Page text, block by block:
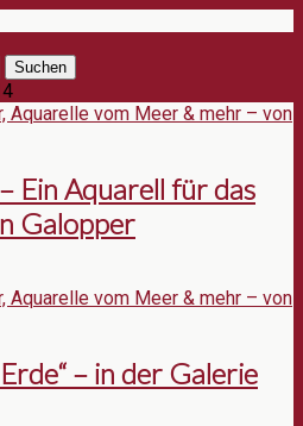
Aquarelle vom Meer & mehr – von
Ein Aquarell für das
Galopper
Aquarelle vom Meer & mehr – von
– in der Galerie